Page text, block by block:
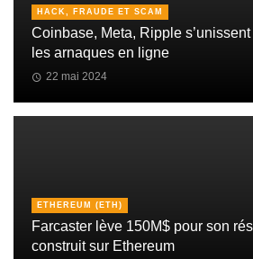
HACK, FRAUDE ET SCAM
Coinbase, Meta, Ripple
les arnaques en ligne
22 mai 2024
ETHEREUM (ETH)
Farcaster lève 150M$ pour son
construit sur Ethereum